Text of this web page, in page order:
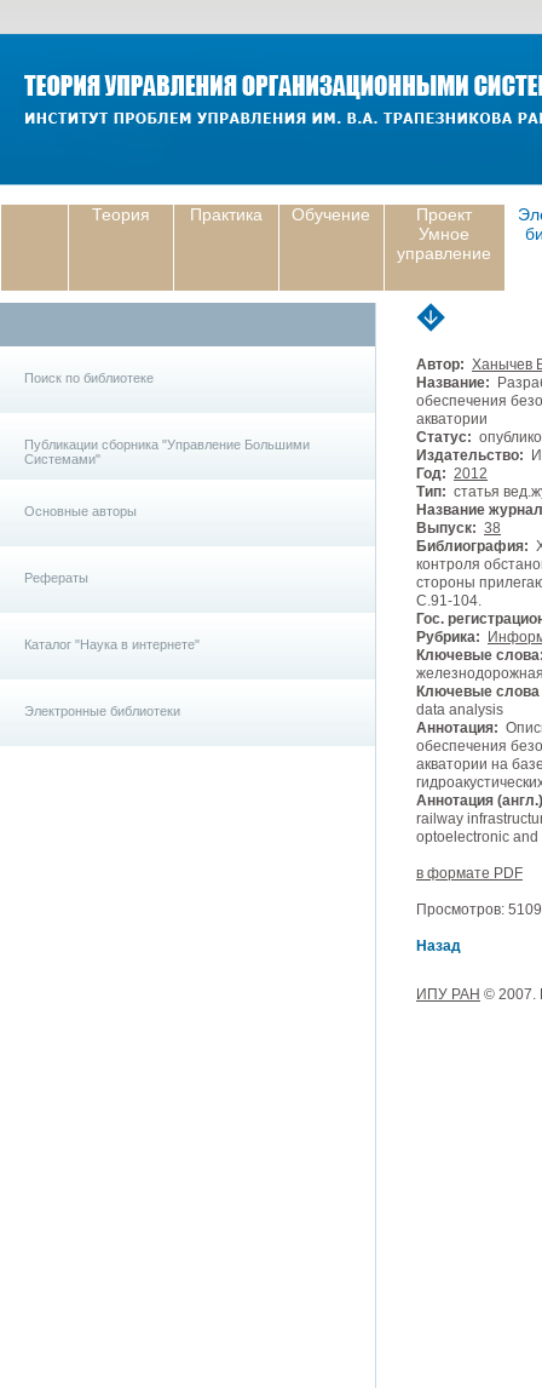
Теория Практика Обучение
Проект
Умное
управление
Поиск по библиотеке
Публикации сборника "Управление Большими
Системами"
Основные авторы
Рефераты
Каталог "Наука в интернете"
Электронные библиотеки
Автор: Ханычев
Название:
обеспечения
акватории
Статус:
Издательство:
Год: 2012
Тип: статья
Название
Выпуск: 38
Библиография:
контроля
стороны
С.91-104.
Гос.
Рубрика:
Ключевые
Ключевые слова
data analysis
Аннотация:
обеспечения
акватории на
Аннотация
railway
optoelectronic
в формате PDF
Просмотров:
Назад
ИПУ РАН © 2007.